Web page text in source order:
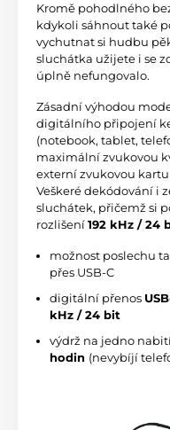
Kromě pohodlného
kdykoli sáhnout také
vychutnat si hudbu
sluchátka užijete i se
úplně nefungovalo.
Zásadní výhodou
digitálního připojení
(notebook, tablet,
maximální zvukovou
externí zvukovou
Veškeré dekódování i
sluchátek, přičemž si
rozlišení192 kHz / 24
možnost poslechu
přes USB-C
digitální přenos
kHz / 24 bit
výdrž na jedno
hodin (nevybíjí